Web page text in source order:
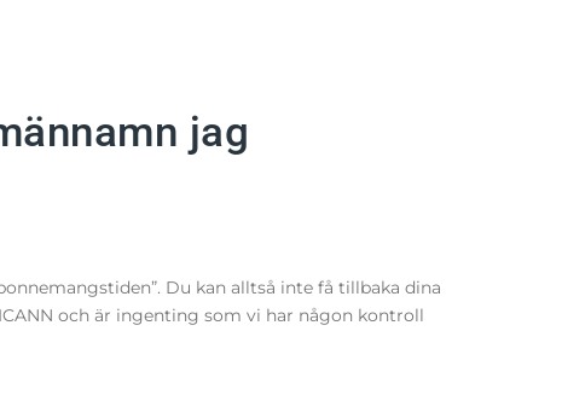
jag
Du kan alltså inte få tillbaka dina
och är ingenting som vi har någon kontroll